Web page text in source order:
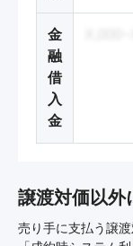
金
融
借
入
金
譲渡対価以外
売り手に支払う譲